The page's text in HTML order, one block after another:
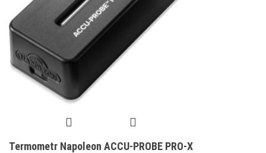
Termometr Napoleon ACCU-PROBE PRO-X